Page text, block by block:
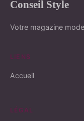
Conseil Style
Votre magazine
LIENS
Accueil
LÉGAL